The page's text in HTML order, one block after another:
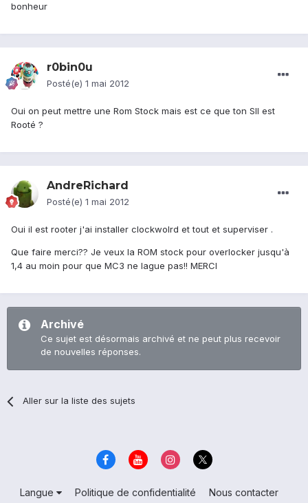
bonheur
r0bin0u
Posté(e) 1 mai 2012
Oui on peut mettre une Rom Stock mais est ce que ton SII est
Rooté ?
AndreRichard
Posté(e) 1 mai 2012
Oui il est rooter j'ai installer clockwolrd et tout et superviser .
Que faire merci?? Je veux la ROM stock pour overlocker jusqu'à
1,4 au moin pour que MC3 ne lague pas!! MERCI
Archivé
Ce sujet est désormais archivé et ne peut plus recevoir
de nouvelles réponses.
Aller sur la liste des sujets
Langue Politique de confidentialité
Nous contacter